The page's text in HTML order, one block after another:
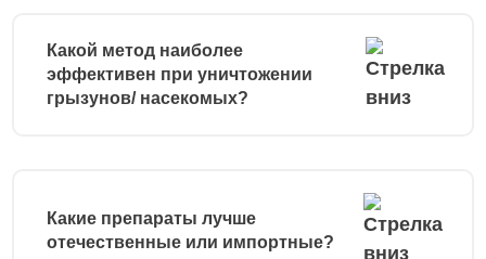
Какой метод наиболее
эффективен при уничтожении
грызунов/ насекомых?
Какие препараты лучше
отечественные или импортные?